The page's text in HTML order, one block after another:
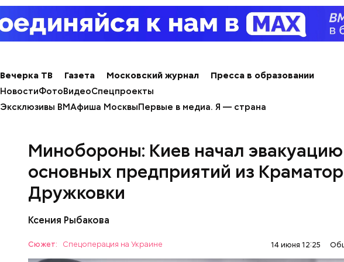
Вечерка ТВ Газета Московский журнал
Пресса в образовании
НовостиФотоВидеоСпецпроекты
Эксклюзивы ВМАфиша МосквыПервые в медиа. Я — страна
Минобороны: Киев начал эвакуацию
основных предприятий из
Дружковки
Ксения Рыбакова
Сюжет: Спецоперация на Украине 14 июня 12:25
с сахарным диабетом;
лишним весом.